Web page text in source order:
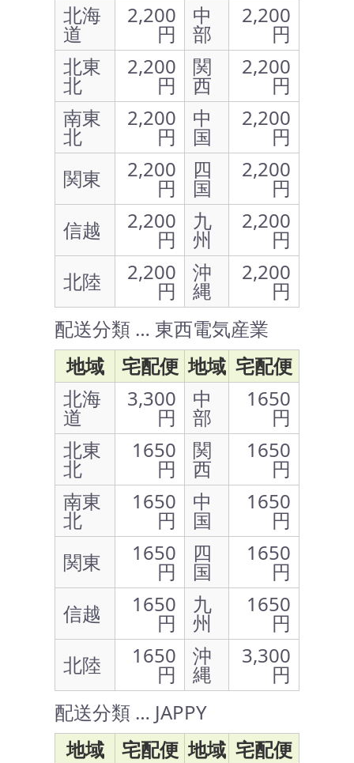
北海
道
2,200
円
中
部
2,200
円
北東
北
2,200
円
関
西
2,200
円
南東
北
2,200
円
中
国
2,200
円
関東
2,200
円
四
国
2,200
円
信越
2,200
円
九
州
2,200
円
北陸
2,200
円
沖
縄
2,200
円
配送分類 … 東西電気産業
地域
宅配便 地域 宅配便
北海
道
3,300
円
中
部
1650
円
北東
北
1650
円
関
西
1650
円
南東
北
1650
円
中
国
1650
円
関東
1650
円
四
国
1650
円
信越
1650
円
九
州
1650
円
北陸
1650
円
沖
縄
3,300
円
配送分類 … JAPPY
地域
宅配便 地域 宅配便